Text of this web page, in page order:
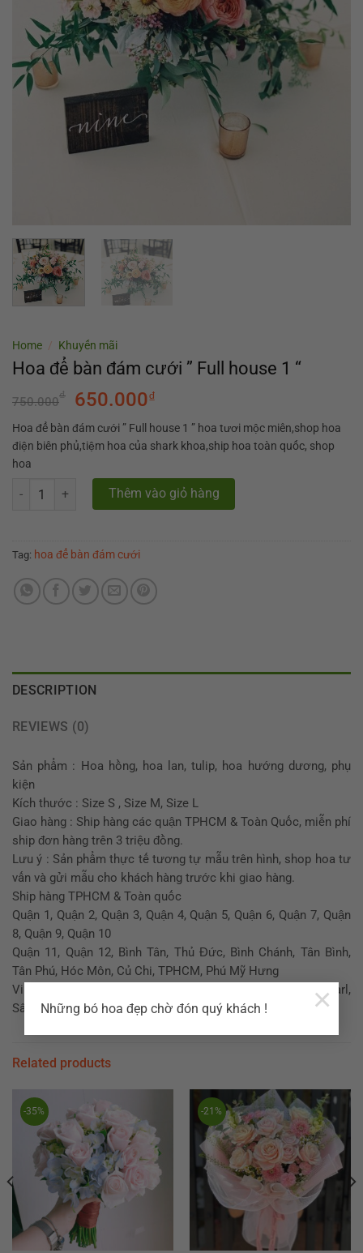
Những bó hoa đẹp chờ đón quý khách ! ×
Home / Khuyến mãi
Hoa để bàn đám cưới ” Full house 1 “
750.000₫ 650.000₫
Hoa để bàn đám cưới ” Full house 1 ” hoa tươi mộc miên,shop hoa
điện biên phủ,tiệm hoa của shark khoa,ship hoa toàn quốc, shop
hoa
Hoa để bàn đám cưới " Full house 1 " quantity
Thêm vào giỏ hàng
Tag: hoa để bàn đám cưới
DESCRIPTION
REVIEWS (0)
Sản phẩm : Hoa hồng, hoa lan, tulip, hoa hướng dương, phụ
kiện
Kích thước : Size S , Size M, Size L
Giao hàng : Ship hàng các quận TPHCM & Toàn Quốc, miễn phí
ship đơn hàng trên 3 triệu đồng.
Lưu ý : Sản phẩm thực tế tương tự mẫu trên hình, shop hoa tư
vấn và gửi mẫu cho khách hàng trước khi giao hàng.
Ship hàng TPHCM & Toàn quốc
Quận 1, Quận 2, Quận 3, Quận 4, Quận 5, Quận 6, Quận 7, Quận
8, Quận 9, Quận 10
Quận 11, Quận 12, Bình Tân, Thủ Đức, Bình Chánh, Tân Bình,
Tân Phú, Hóc Môn, Củ Chi, TPHCM, Phú Mỹ Hưng
Vinhome, Suncrise City, Thủ Thiêm, Thảo Điền, Sài Gòn Pearl,
Sân bay Tân Sơn Nhất..
Related products
-35% -21%